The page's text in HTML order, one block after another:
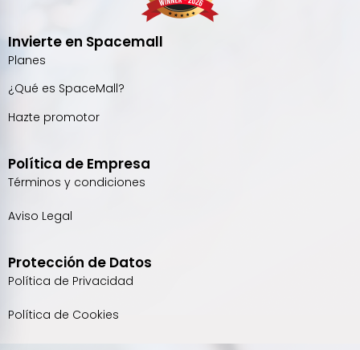
Invierte en Spacemall
Planes
¿Qué es SpaceMall?
Hazte promotor
Política de Empresa
Términos y condiciones
Aviso Legal
Protección de Datos
Política de Privacidad
Política de Cookies